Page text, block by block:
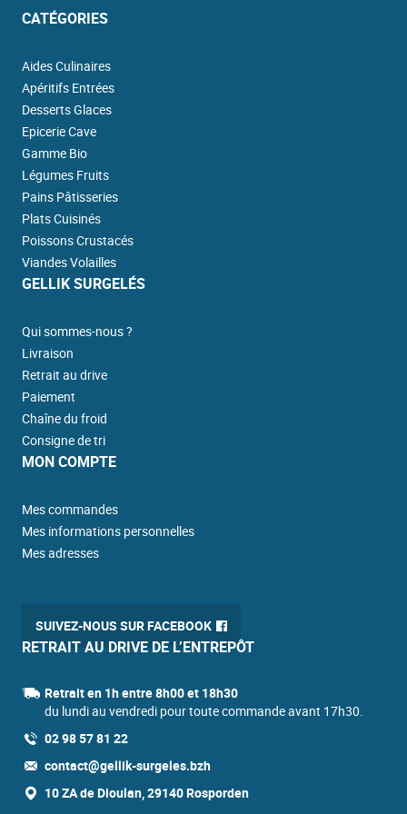
CATÉGORIES
Aides Culinaires
Apéritifs Entrées
Desserts Glaces
Epicerie Cave
Gamme Bio
Légumes Fruits
Pains Pâtisseries
Plats Cuisinés
Poissons Crustacés
Viandes Volailles
GELLIK SURGELÉS
Qui sommes-nous ?
Livraison
Retrait au drive
Paiement
Chaîne du froid
Consigne de tri
MON COMPTE
Mes commandes
Mes informations personnelles
Mes adresses
SUIVEZ-NOUS SUR FACEBOOK
RETRAIT AU DRIVE DE L’ENTREPÔT
Retrait en 1h entre 8h00 et 18h30
du lundi au vendredi pour toute commande avant 17h30.
02 98 57 81 22
contact@gellik-surgeles.bzh
10 ZA de Dioulan, 29140 Rosporden